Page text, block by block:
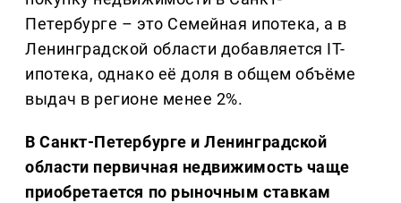
Петербурге – это Семейная ипотека, а в
Ленинградской области добавляется IT-
ипотека, однако её доля в общем объёме
выдач в регионе менее 2%.
В Санкт-Петербурге и Ленинградской
области первичная недвижимость чаще
приобретается по рыночным ставкам